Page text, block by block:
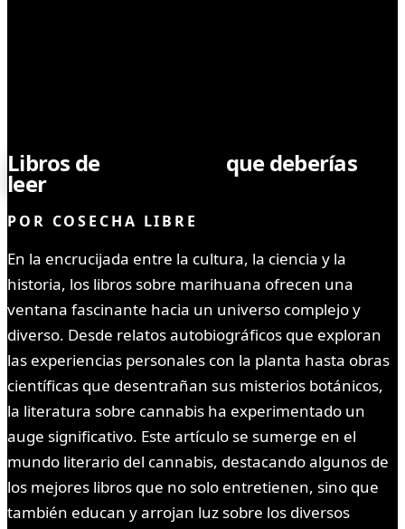
Libros de que deberías
leer
POR COSECHA LIBRE
En la encrucijada entre la cultura, la ciencia y la
historia, los libros sobre marihuana ofrecen una
ventana fascinante hacia un universo complejo y
diverso. Desde relatos autobiográficos que exploran
las experiencias personales con la planta hasta obras
científicas que desentrañan sus misterios botánicos,
la literatura sobre cannabis ha experimentado un
auge significativo. Este artículo se sumerge en el
mundo literario del cannabis, destacando algunos de
los mejores libros que no solo entretienen, sino que
también educan y arrojan luz sobre los diversos